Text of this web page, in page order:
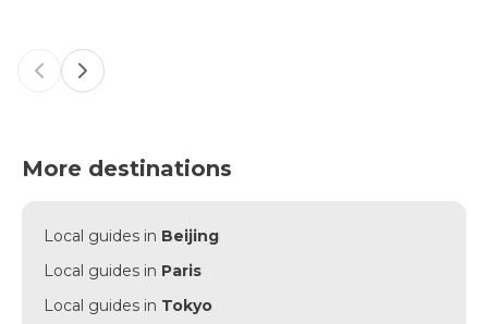
Previous slide
Next slide
More destinations
Local guides in Beijing
Local guides in Paris
Local guides in Tokyo